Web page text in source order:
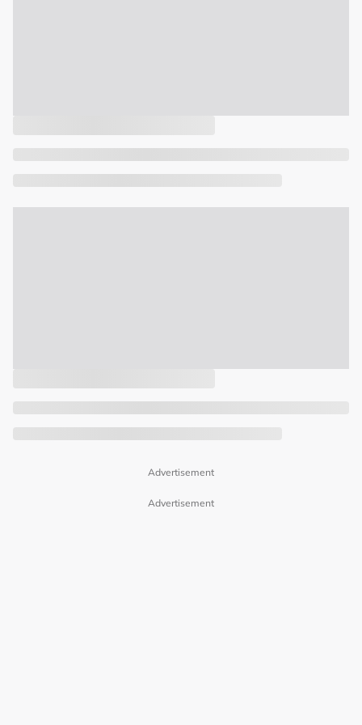
Advertisement
Advertisement